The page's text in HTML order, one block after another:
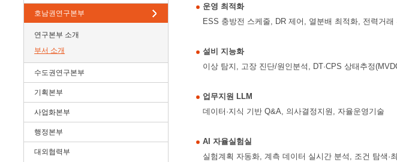
호남권연구본부
연구본부 소개
부서 소개
수도권연구본부
기획본부
사업화본부
행정본부
대외협력부
운영 최적화
ESS 충방전 스케줄, DR 제어, 열분배 최적화, 전력거래
설비 지능화
이상 탐지, 고장 진단/원인분석, DT·CPS 상태추정
업무지원 LLM
데이터·지식 기반 Q&A, 의사결정지원, 자율운영기술
AI 자율실험실
실험계획 자동화, 계측 데이터 실시간 분석, 조건 탐색·